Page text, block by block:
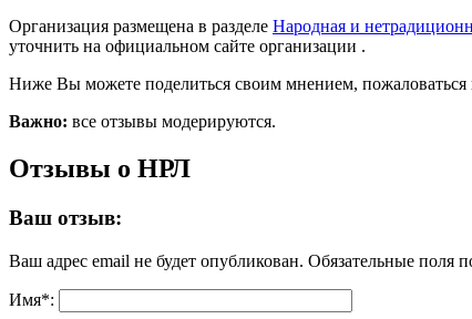
Организация размещена в разделе Народная и
уточнить на официальном сайте организации .
Ниже Вы можете поделиться своим мнением, пожаловаться
Важно: все отзывы модерируются.
Отзывы о НРЛ
Ваш отзыв:
Ваш адрес email не будет опубликован. Обязательные поля
Имя*: